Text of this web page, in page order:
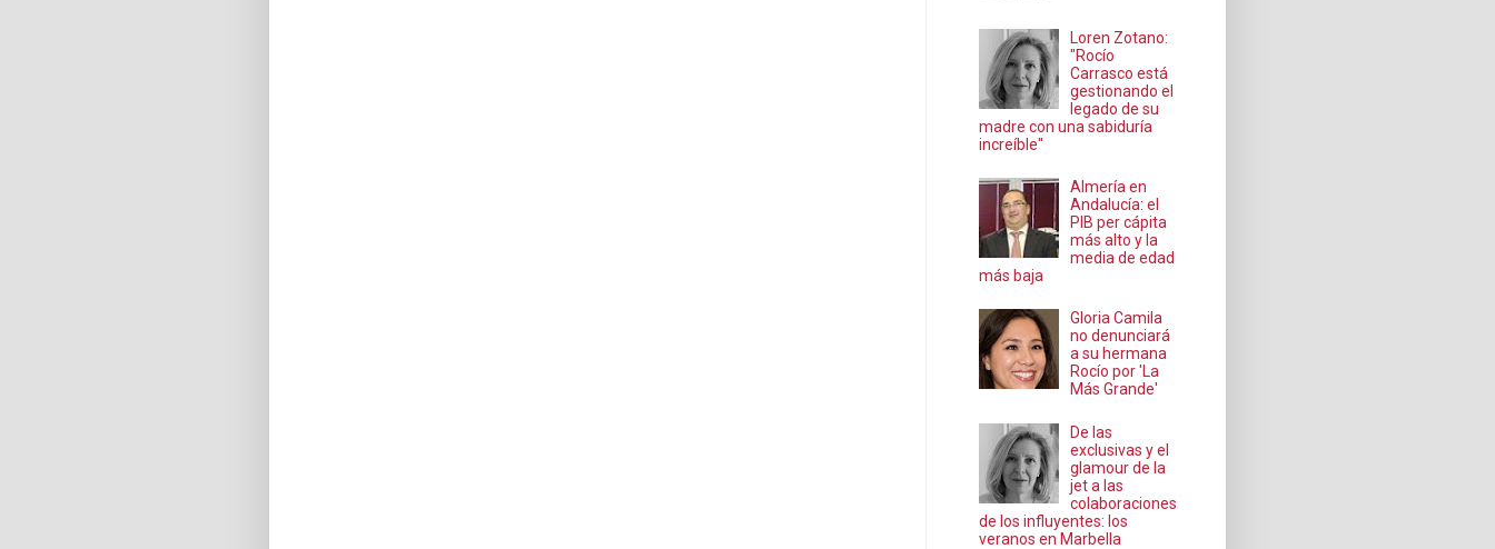
Loren Zotano:
"Rocío
Carrasco está
gestionando el
legado de su
madre con una sabiduría
increíble"
Almería en
Andalucía: el
PIB per cápita
más alto y la
media de edad
más baja
Gloria Camila
no denunciará
a su hermana
Rocío por 'La
Más Grande'
De las
exclusivas y el
glamour de la
jet a las
colaboraciones
de los influyentes: los
veranos en Marbella